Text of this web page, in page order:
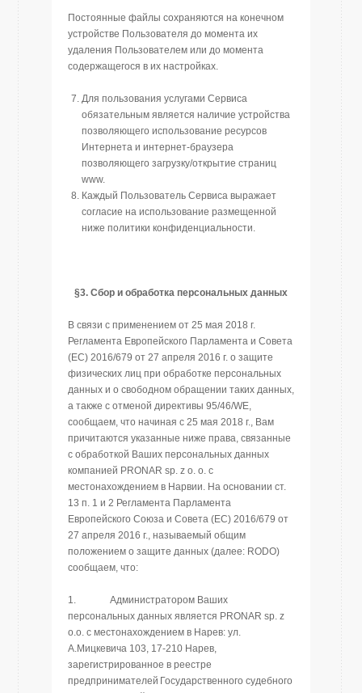
Постоянные файлы сохраняются на конечном
устройстве Пользователя до момента их
удаления Пользователем или до момента
содержащегося в их настройках.
Для пользования услугами Сервиса
обязательным является наличие устройства
позволяющего использование ресурсов
Интернета и интернет-браузера
позволяющего загрузку/открытие страниц
www.
Каждый Пользователь Сервиса выражает
согласие на использование размещенной
ниже политики конфиденциальности.
§3. Сбор и обработка персональных данных
В связи с применением от 25 мая 2018 г.
Регламента Европейского Парламента и Совета
(ЕС) 2016/679 от 27 апреля 2016 г. о защите
физических лиц при обработке персональных
данных и о свободном обращении таких данных,
а также с отменой директивы 95/46/WE,
сообщаем, что начиная с 25 мая 2018 г., Вам
причитаются указанные ниже права, связанные
с обработкой Ваших персональных данных
компанией PRONAR sp. z o. o. с
местонахождением в Нарвии. На основании ст.
13 п. 1 и 2 Регламента Парламента
Европейского Союза и Совета (ЕС) 2016/679 от
27 апреля 2016 г., называемый общим
положением о защите данных (далее: RODO)
сообщаем, что:
1. Администратором Ваших
персональных данных является PRONAR sp. z
o.o. с местонахождением в Нарев: ул.
А.Мицкевича 103, 17-210 Нарев,
зарегистрированное в реестре
предпринимателей Государственного судебного